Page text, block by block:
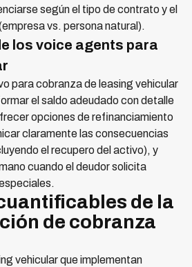
según el tipo de contrato y el
vs. persona natural).
los voice agents para
para cobranza de leasing vehicular
el saldo adeudado con detalle
opciones de refinanciamiento
claramente las consecuencias
el recupero del activo), y
cuando el deudor solicita
de la
de cobranza
vehicular que implementan